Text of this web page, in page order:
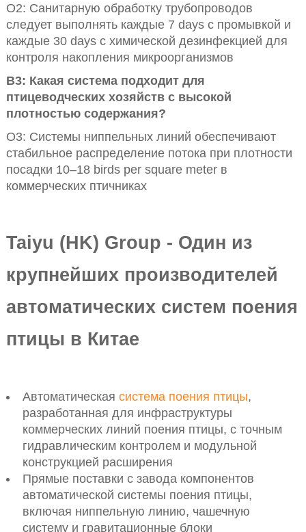
О2: Санитарную обработку трубопроводов
следует выполнять каждые 7 days с промывкой и
каждые 30 days с химической дезинфекцией для
контроля накопления микроорганизмов
В3: Какая система подходит для
птицеводческих хозяйств с высокой
плотностью содержания?
О3: Системы ниппельных линий обеспечивают
стабильное распределение потока при плотности
посадки 10–18 birds per square meter в
коммерческих птичниках
Taiyu (HK) Group - Один из
крупнейших производителей
автоматических систем поения
птицы в Китае
Автоматическая система поения птицы,
разработанная для инфраструктуры
коммерческих линий поения птицы, с точным
гидравлическим контролем и модульной
конструкцией расширения
Прямые поставки с завода компонентов
автоматической системы поения птицы,
включая ниппельную линию, чашечную
систему и гравитационные блоки